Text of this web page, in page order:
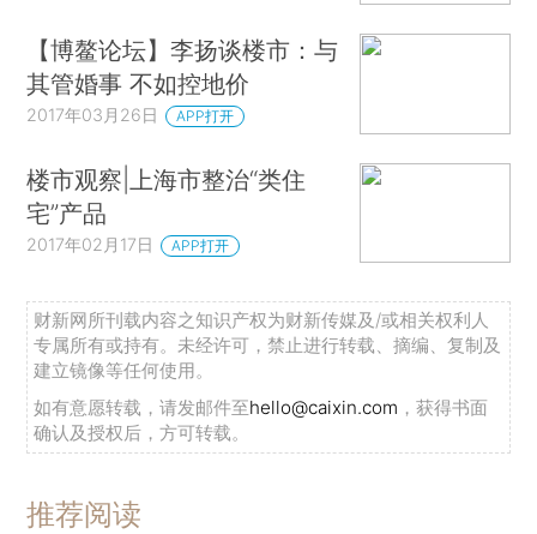
【博鳌论坛】李扬谈楼市：与
其管婚事 不如控地价
2017年03月26日 APP打开
楼市观察|上海市整治“类住
宅”产品
2017年02月17日 APP打开
财新网所刊载内容之知识产权为财新传媒及/或相关权利人
专属所有或持有。未经许可，禁止进行转载、摘编、复制及
建立镜像等任何使用。
如有意愿转载，请发邮件至hello@caixin.com ，获得书面
确认及授权后，方可转载。
推荐阅读